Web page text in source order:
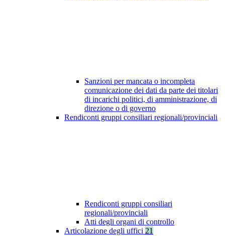
Sanzioni per mancata o incompleta
comunicazione dei dati da parte dei titolari
di incarichi politici, di amministrazione, di
direzione o di governo
Rendiconti gruppi consiliari regionali/provinciali
Rendiconti gruppi consiliari
regionali/provinciali
Atti degli organi di controllo
Articolazione degli uffici 21